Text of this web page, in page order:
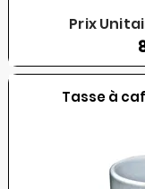
Prix
Tasse à